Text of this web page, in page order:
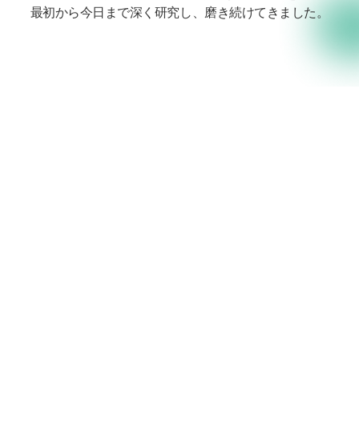
最初から今日まで深く研究し、磨き続けてきました。